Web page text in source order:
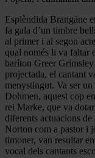
Esplèndida Brangäne
fa gala d’un timbre
al primer i al segon
qual només li va faltar
baríton Greer
projectada, el cantant
menystingut. Va ser
Dohmen, aquest cop
rei Marke, que va
diferents actuacions
Norton com a pastor i
timoner, van resultar
vocal dels cantants